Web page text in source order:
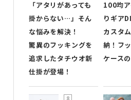
「アタリがあっても
掛からない…」そん
な悩みを解決！
驚異のフッキングを
追求したタチウオ新
仕掛が登場！
100均
りギア
カスタ
納！フ
ケース